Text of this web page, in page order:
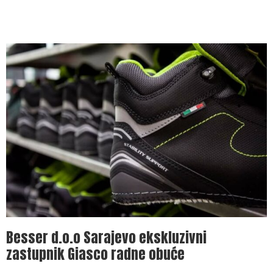
Besser d.o.o Sarajevo ekskluzivni
zastupnik Giasco radne obuće